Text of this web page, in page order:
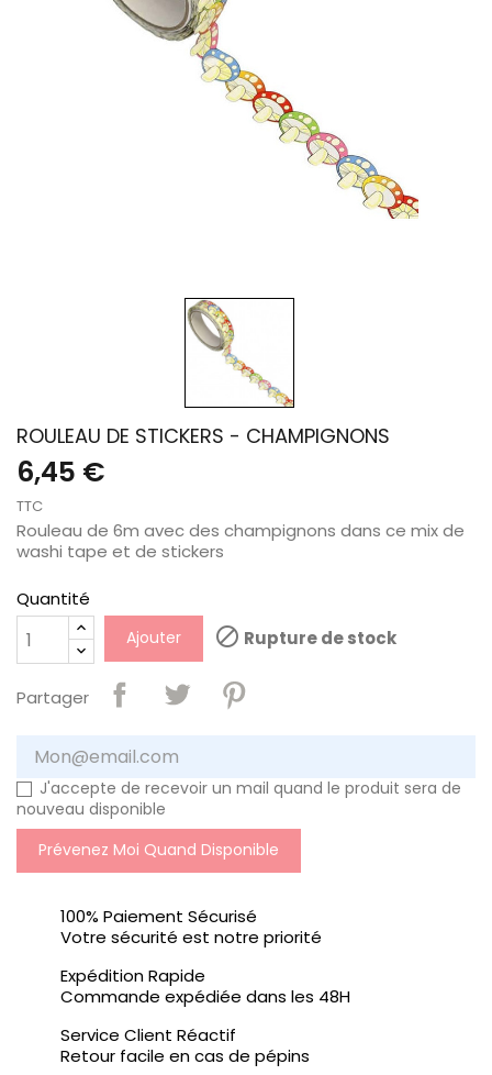
ROULEAU DE STICKERS - CHAMPIGNONS
6,45 €
TTC
Rouleau de 6m avec des champignons dans ce mix de
washi tape et de stickers
Quantité
Ajouter  Rupture de stock
Partager
J'accepte de recevoir un mail quand le produit sera de
nouveau disponible
Prévenez Moi Quand Disponible
100% Paiement Sécurisé
Votre sécurité est notre priorité
Expédition Rapide
Commande expédiée dans les 48H
Service Client Réactif
Retour facile en cas de pépins